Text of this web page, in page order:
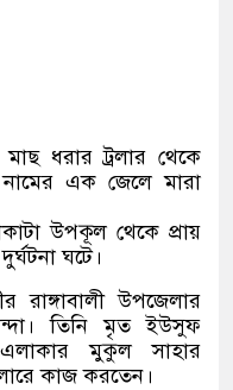
ধরার ট্রলার থেকে
এক জেলে মারা
উপকূল থেকে প্রায়
ঘটে।
রাঙ্গাবালী উপজেলার
তিনি মৃত ইউসুফ
মুকুল সাহার
কাজ করতেন।